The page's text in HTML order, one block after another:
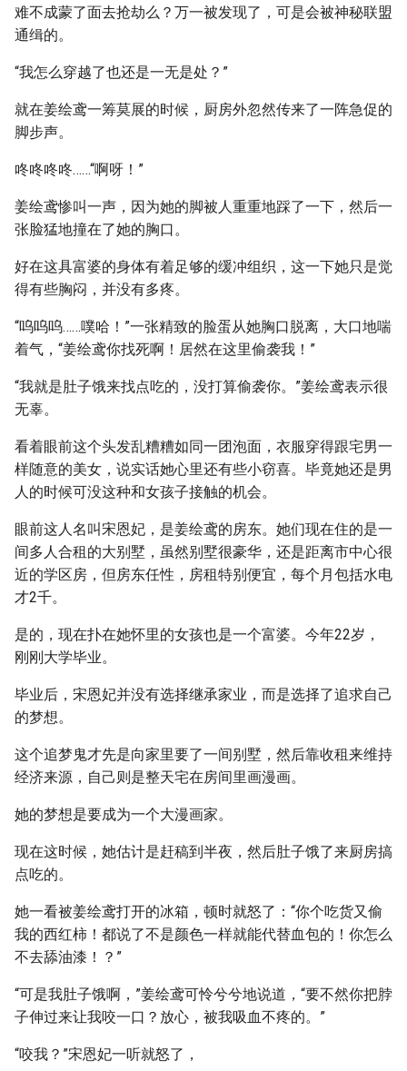
难不成蒙了面去抢劫么？万一被发现了，可是会被神秘联盟
通缉的。
“我怎么穿越了也还是一无是处？”
就在姜绘鸢一筹莫展的时候，厨房外忽然传来了一阵急促的
脚步声。
咚咚咚咚……“啊呀！”
姜绘鸢惨叫一声，因为她的脚被人重重地踩了一下，然后一
张脸猛地撞在了她的胸口。
好在这具富婆的身体有着足够的缓冲组织，这一下她只是觉
得有些胸闷，并没有多疼。
“呜呜呜……噗哈！”一张精致的脸蛋从她胸口脱离，大口地喘
着气，“姜绘鸢你找死啊！居然在这里偷袭我！”
“我就是肚子饿来找点吃的，没打算偷袭你。”姜绘鸢表示很
无辜。
看着眼前这个头发乱糟糟如同一团泡面，衣服穿得跟宅男一
样随意的美女，说实话她心里还有些小窃喜。毕竟她还是男
人的时候可没这种和女孩子接触的机会。
眼前这人名叫宋恩妃，是姜绘鸢的房东。她们现在住的是一
间多人合租的大别墅，虽然别墅很豪华，还是距离市中心很
近的学区房，但房东任性，房租特别便宜，每个月包括水电
才2千。
是的，现在扑在她怀里的女孩也是一个富婆。今年22岁，
刚刚大学毕业。
毕业后，宋恩妃并没有选择继承家业，而是选择了追求自己
的梦想。
这个追梦鬼才先是向家里要了一间别墅，然后靠收租来维持
经济来源，自己则是整天宅在房间里画漫画。
她的梦想是要成为一个大漫画家。
现在这时候，她估计是赶稿到半夜，然后肚子饿了来厨房搞
点吃的。
她一看被姜绘鸢打开的冰箱，顿时就怒了：“你个吃货又偷
我的西红柿！都说了不是颜色一样就能代替血包的！你怎么
不去舔油漆！？”
“可是我肚子饿啊，”姜绘鸢可怜兮兮地说道，“要不然你把脖
子伸过来让我咬一口？放心，被我吸血不疼的。”
“咬我？”宋恩妃一听就怒了，